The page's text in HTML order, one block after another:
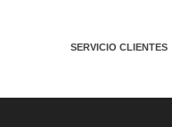
SERVICIO CLIENTES